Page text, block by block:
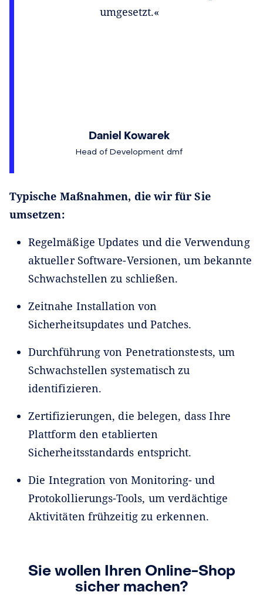
umgesetzt.«
Daniel Kowarek
Head of Development dmf
Typische Maßnahmen, die wir für Sie
umsetzen:
Regelmäßige Updates und die Verwendung
aktueller Software-Versionen, um bekannte
Schwachstellen zu schließen.
Zeitnahe Installation von
Sicherheitsupdates und Patches.
Durchführung von Penetrationstests, um
Schwachstellen systematisch zu
identifizieren.
Zertifizierungen, die belegen, dass Ihre
Plattform den etablierten
Sicherheitsstandards entspricht.
Die Integration von Monitoring- und
Protokollierungs-Tools, um verdächtige
Aktivitäten frühzeitig zu erkennen.
Sie wollen Ihren Online-Shop
sicher machen?